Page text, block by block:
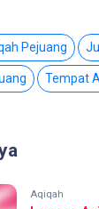
Pejuang
Tempat
Aqiqah